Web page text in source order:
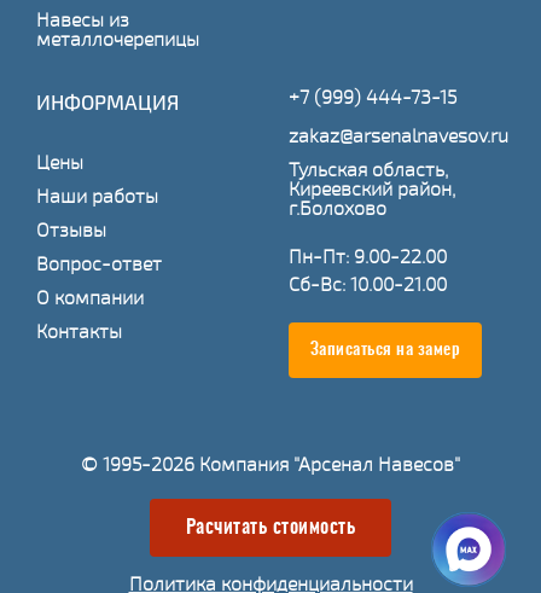
Навесы из
металлочерепицы
ИНФОРМАЦИЯ
Цены
Наши работы
Отзывы
Вопрос-ответ
О компании
Контакты
+7 (999) 444-73-15
zakaz@arsenalnavesov.ru
Тульская область,
Киреевский район,
г.Болохово
Пн-Пт: 9.00-22.00
Сб-Вс: 10.00-21.00
Записаться на замер
© 1995-2026 Компания "Арсенал Навесов"
Расчитать стоимость
Политика конфиденциальности